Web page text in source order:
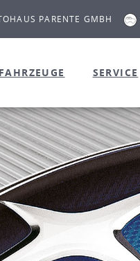
PARENTE GMBH
FAHRZEUGE SERVICE